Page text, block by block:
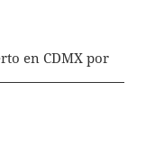
en CDMX por